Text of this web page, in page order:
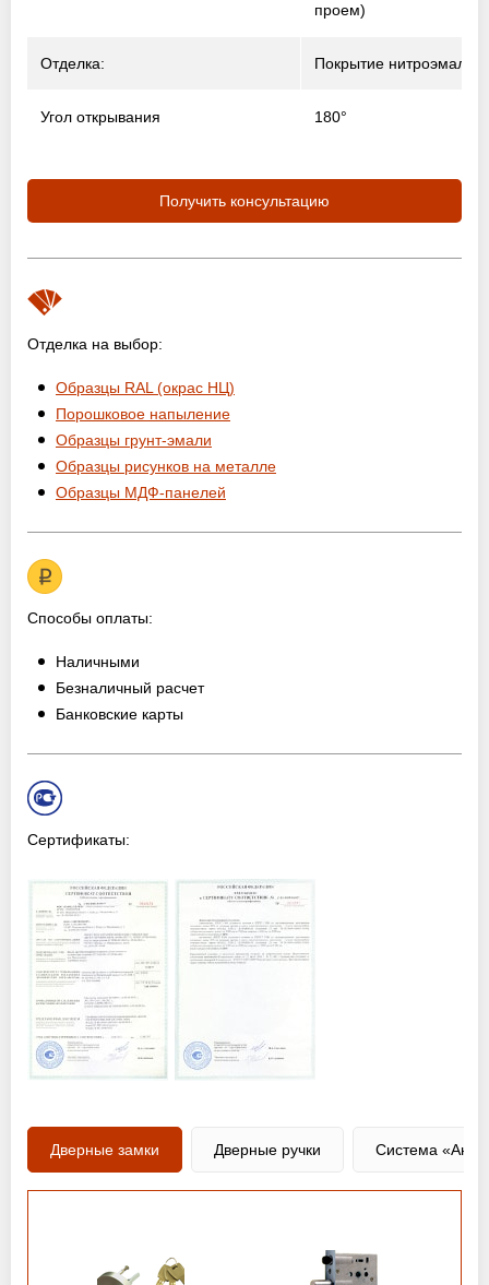
проем)
Отделка: Покрытие нитроэмалью
Угол открывания 180°
Получить консультацию
Отделка на выбор:
Образцы RAL (окрас НЦ)
Порошковое напыление
Образцы грунт-эмали
Образцы рисунков на металле
Образцы МДФ-панелей
Способы оплаты:
Наличными
Безналичный расчет
Банковские карты
Сертификаты:
Дверные замки Дверные ручки Система